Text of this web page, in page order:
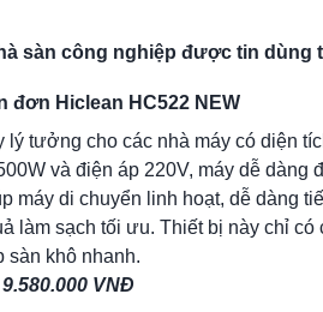
sàn công nghiệp được tin
đơn Hiclean HC522 NEW
lý tưởng cho các nhà máy có diện
và điện áp 220V, máy dễ dàng
máy di chuyển linh hoạt, dễ dàng
làm sạch tối ưu. Thiết bị này chỉ
sàn khô nhanh.
VNĐ